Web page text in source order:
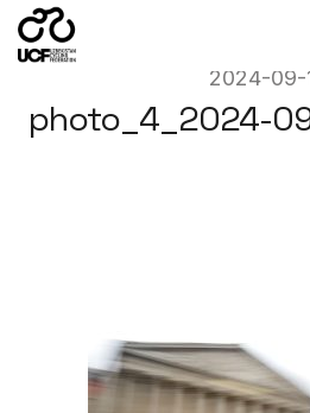
2024-09-
photo_4_2024-